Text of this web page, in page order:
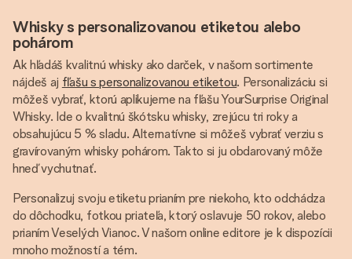
Whisky s personalizovanou etiketou alebo
pohárom
Ak hľadáš kvalitnú whisky ako darček, v našom sortimente
nájdeš aj fľašu s personalizovanou etiketou. Personalizáciu si
môžeš vybrať, ktorú aplikujeme na fľašu YourSurprise Original
Whisky. Ide o kvalitnú škótsku whisky, zrejúcu tri roky a
obsahujúcu 5 % sladu. Alternatívne si môžeš vybrať verziu s
gravírovaným whisky pohárom. Takto si ju obdarovaný môže
hneď vychutnať.
Personalizuj svoju etiketu prianím pre niekoho, kto odchádza
do dôchodku, fotkou priateľa, ktorý oslavuje 50 rokov, alebo
prianím Veselých Vianoc. V našom online editore je k dispozícii
mnoho možností a tém.